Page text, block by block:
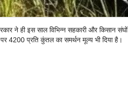
ने ही इस साल विभिन्न सहकारी और किसान संघों
4200 प्रति कुंतल का समर्थन मूल्य भी दिया है।